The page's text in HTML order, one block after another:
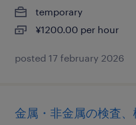
temporary
¥1200.00 per hour
posted 17 february 2026
金属・非金属の検査、